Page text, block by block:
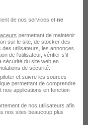
il y a 20 jours
de nos services et ne
permettant de maintenir
sur le site, de stocker des
utilisateurs, les annonces
de l'utilisateur, vérifier s'il
sécurité du site web en
de sécurité.
et suivre les sources
permettant de comprendre
nos applications en fonction
de nos utilisateurs afin
nos sites beaucoup plus